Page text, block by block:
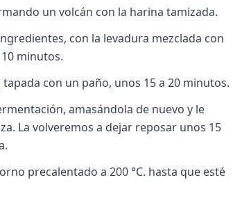
un volcán con la harina tamizada.
con la levadura mezclada con
minutos.
con un paño, unos 15 a 20 minutos.
amasándola de nuevo y le
La volveremos a dejar reposar unos 15
precalentado a 200 °C. hasta que esté